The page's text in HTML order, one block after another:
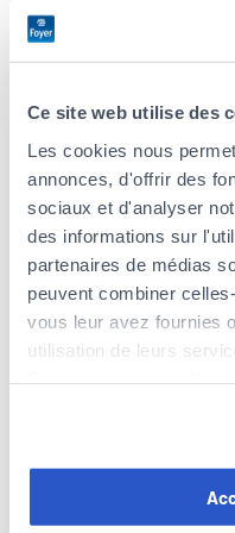
Ce site web utilise des
Les cookies nous
annonces, d'offrir des
sociaux et d'analyser
des informations sur
partenaires de médias
peuvent combiner
vous leur avez fournies
utilisation de leurs
Vous avez la possibilité
moment en cliquant sur
We analyze
premiums.
Wealth
to your life
Insure your
you with